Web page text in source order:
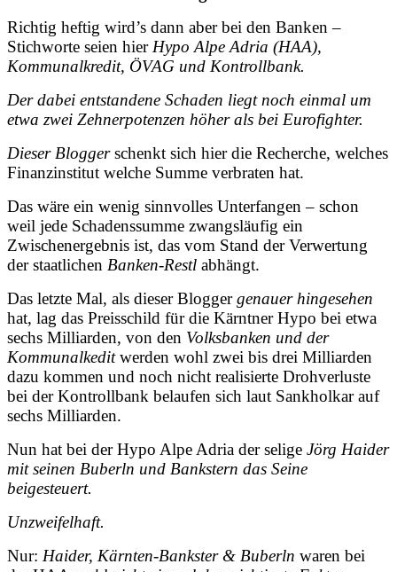
Richtig heftig wird’s dann aber bei den Banken –
Stichworte seien hier Hypo Alpe Adria (HAA),
Kommunalkredit, ÖVAG und Kontrollbank.
Der dabei entstandene Schaden liegt noch einmal um
etwa zwei Zehnerpotenzen höher als bei Eurofighter.
Dieser Bloggerschenkt sich hier die Recherche, welches
Finanzinstitut welche Summe verbraten hat.
Das wäre ein wenig sinnvolles Unterfangen – schon
weil jede Schadenssumme zwangsläufig ein
Zwischenergebnis ist, das vom Stand der Verwertung
der staatlichen Banken-Restl abhängt.
Das letzte Mal, als dieser Bloggergenauer hingesehen
hat, lag das Preisschild für die Kärntner Hypo bei etwa
sechs Milliarden, von den Volksbanken und der
Kommunalkeditwerden wohl zwei bis drei Milliarden
dazu kommen und noch nicht realisierte Drohverluste
bei der Kontrollbank belaufen sich laut Sankholkar auf
sechs Milliarden.
Nun hat bei der Hypo Alpe Adria der selige Jörg Haider
mit seinen Buberln und Bankstern das Seine
beigesteuert.
Unzweifelhaft.
Nur: Haider, Kärnten-Bankster & Buberln waren bei